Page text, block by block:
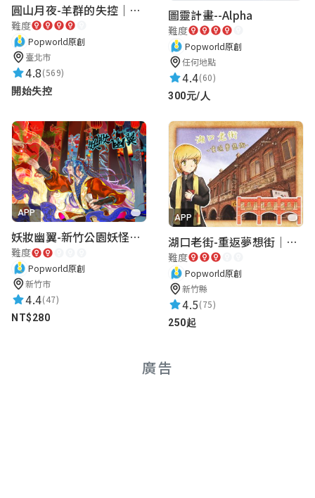
Coco Xiao
★★★★★
故事有趣，藉著故事與遊戲的帶領，可以認
識龍津地名的由來，查訪學校內熟悉的場
chu***
2025-07-20 00:24:48
★★★★★
故事可愛耶，題目有些需要腦力激盪，想了
一陣子，不過突然靈光一現就會很好解哈哈
★★★★★
圓山月夜-羊群的失控｜圓山飯店 ARG實境解謎遊戲
難度
Popworld原創
臺北市
4.8(569)
開始失控
圖靈計畫--Alpha
難度
Popworld原創
任何地點
4.4(60)
300元/人
APP
妖妝幽翼-新竹公園妖怪懸疑事件
難度
Popworld原創
新竹市
4.4(47)
NT$280
APP
湖口老街-重返夢想街｜新竹老街城市解謎
難度
Popworld原創
新竹縣
4.5(75)
250起
廣告